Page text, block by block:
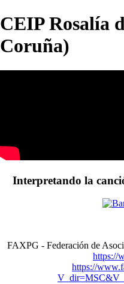
CEIP Rosalía
Coruña)
Interpretando la
FAXPG - Federación de
https://
https://